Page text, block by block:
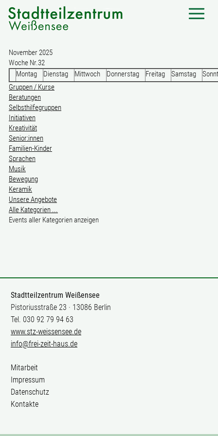
November 2025
Woche Nr.32
Montag
Dienstag Mittwoch Donnerstag Freitag Samstag
Gruppen / Kurse
Beratungen
Selbsthilfegruppen
Initiativen
Kreativität
Senior:innen
Familien-Kinder
Sprachen
Musik
Bewegung
Keramik
Unsere Angebote
Alle Kategorien ...
Events aller Kategorien anzeigen
Stadtteilzentrum Weißensee
Pistoriusstraße 23 · 13086 Berlin
Tel. 030 92 79 94 63
www.stz-weissensee.de
info@frei-zeit-haus.de
Mitarbeit
Impressum
Datenschutz
Kontakte